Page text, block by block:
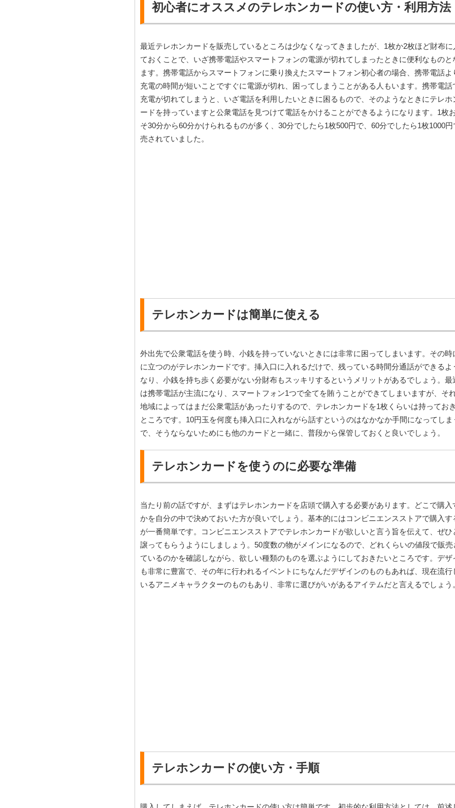
初心者にオススメのテレホンカードの使い方・利用方法
最近テレホンカードを販売しているところは少なくなってきましたが、1枚か2枚ほど財布に
ておくことで、いざ携帯電話やスマートフォンの電源が切れてしまったときに便利なものと
ます。携帯電話からスマートフォンに乗り換えたスマートフォン初心者の場合、携帯電話よ
充電の時間が短いことですぐに電源が切れ、困ってしまうことがある人もいます。携帯電話
充電が切れてしまうと、いざ電話を利用したいときに困るもので、そのようなときにテレホ
ードを持っていますと公衆電話を見つけて電話をかけることができるようになります。1枚
そ30分から60分かけられるものが多く、30分でしたら1枚500円で、60分でしたら1枚1000円
売されていました。
テレホンカードは簡単に使える
外出先で公衆電話を使う時、小銭を持っていないときには非常に困ってしまいます。その時
に立つのがテレホンカードです。挿入口に入れるだけで、残っている時間分通話ができるよ
なり、小銭を持ち歩く必要がない分財布もスッキリするというメリットがあるでしょう。最
は携帯電話が主流になり、スマートフォン1つで全てを賄うことができてしまいますが、そ
地域によってはまだ公衆電話があったりするので、テレホンカードを1枚くらいは持ってお
ところです。10円玉を何度も挿入口に入れながら話すというのはなかなか手間になってしま
で、そうならないためにも他のカードと一緒に、普段から保管しておくと良いでしょう。
テレホンカードを使うのに必要な準備
当たり前の話ですが、まずはテレホンカードを店頭で購入する必要があります。どこで購入
かを自分の中で決めておいた方が良いでしょう。基本的にはコンビニエンスストアで購入す
が一番簡単です。コンビニエンスストアでテレホンカードが欲しいと言う旨を伝えて、ぜひ
譲ってもらうようにしましょう。50度数の物がメインになるので、どれくらいの値段で販売
ているのかを確認しながら、欲しい種類のものを選ぶようにしておきたいところです。デザ
も非常に豊富で、その年に行われるイベントにちなんだデザインのものもあれば、現在流行
いるアニメキャラクターのものもあり、非常に選びがいがあるアイテムだと言えるでしょう
テレホンカードの使い方・手順